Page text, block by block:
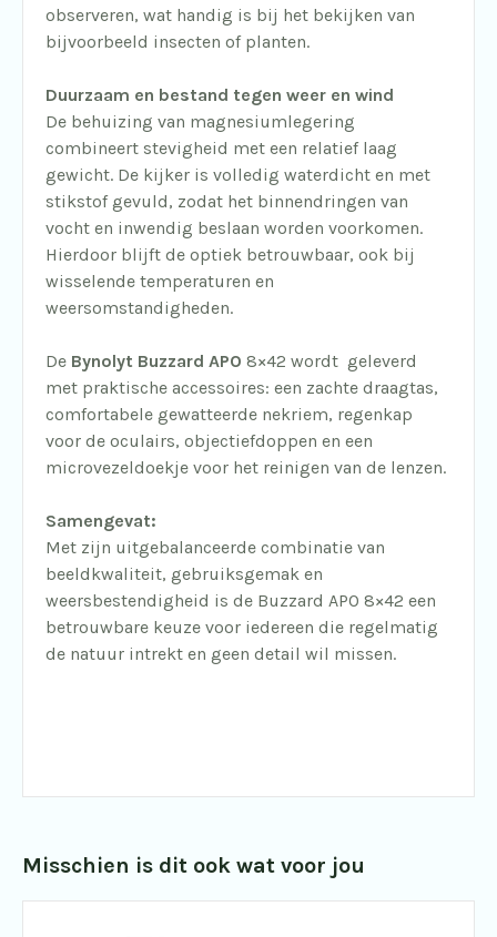
observeren, wat handig is bij het bekijken van
bijvoorbeeld insecten of planten.
Duurzaam en bestand tegen weer en wind
De behuizing van magnesiumlegering
combineert stevigheid met een relatief laag
gewicht. De kijker is volledig waterdicht en met
stikstof gevuld, zodat het binnendringen van
vocht en inwendig beslaan worden voorkomen.
Hierdoor blijft de optiek betrouwbaar, ook bij
wisselende temperaturen en
weersomstandigheden.
De Bynolyt Buzzard APO 8×42 wordt geleverd
met praktische accessoires: een zachte draagtas,
comfortabele gewatteerde nekriem, regenkap
voor de oculairs, objectiefdoppen en een
microvezeldoekje voor het reinigen van de lenzen.
Samengevat:
Met zijn uitgebalanceerde combinatie van
beeldkwaliteit, gebruiksgemak en
weersbestendigheid is de Buzzard APO 8×42 een
betrouwbare keuze voor iedereen die regelmatig
de natuur intrekt en geen detail wil missen.
Misschien is dit ook wat voor jou